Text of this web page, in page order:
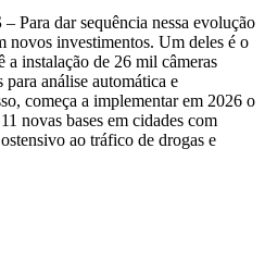
– Para dar sequência nessa evolução
novos investimentos. Um deles é o
a instalação de 26 mil câmeras
para análise automática e
começa a implementar em 2026 o
novas bases em cidades com
ao tráfico de drogas e